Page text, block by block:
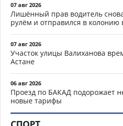
07 авг 2026
Лишённый прав водитель
рулём и отправился в колонию
07 авг 2026
Участок улицы Валиханова
Астане
06 авг 2026
Проезд по БАКАД подорожает
новые тарифы